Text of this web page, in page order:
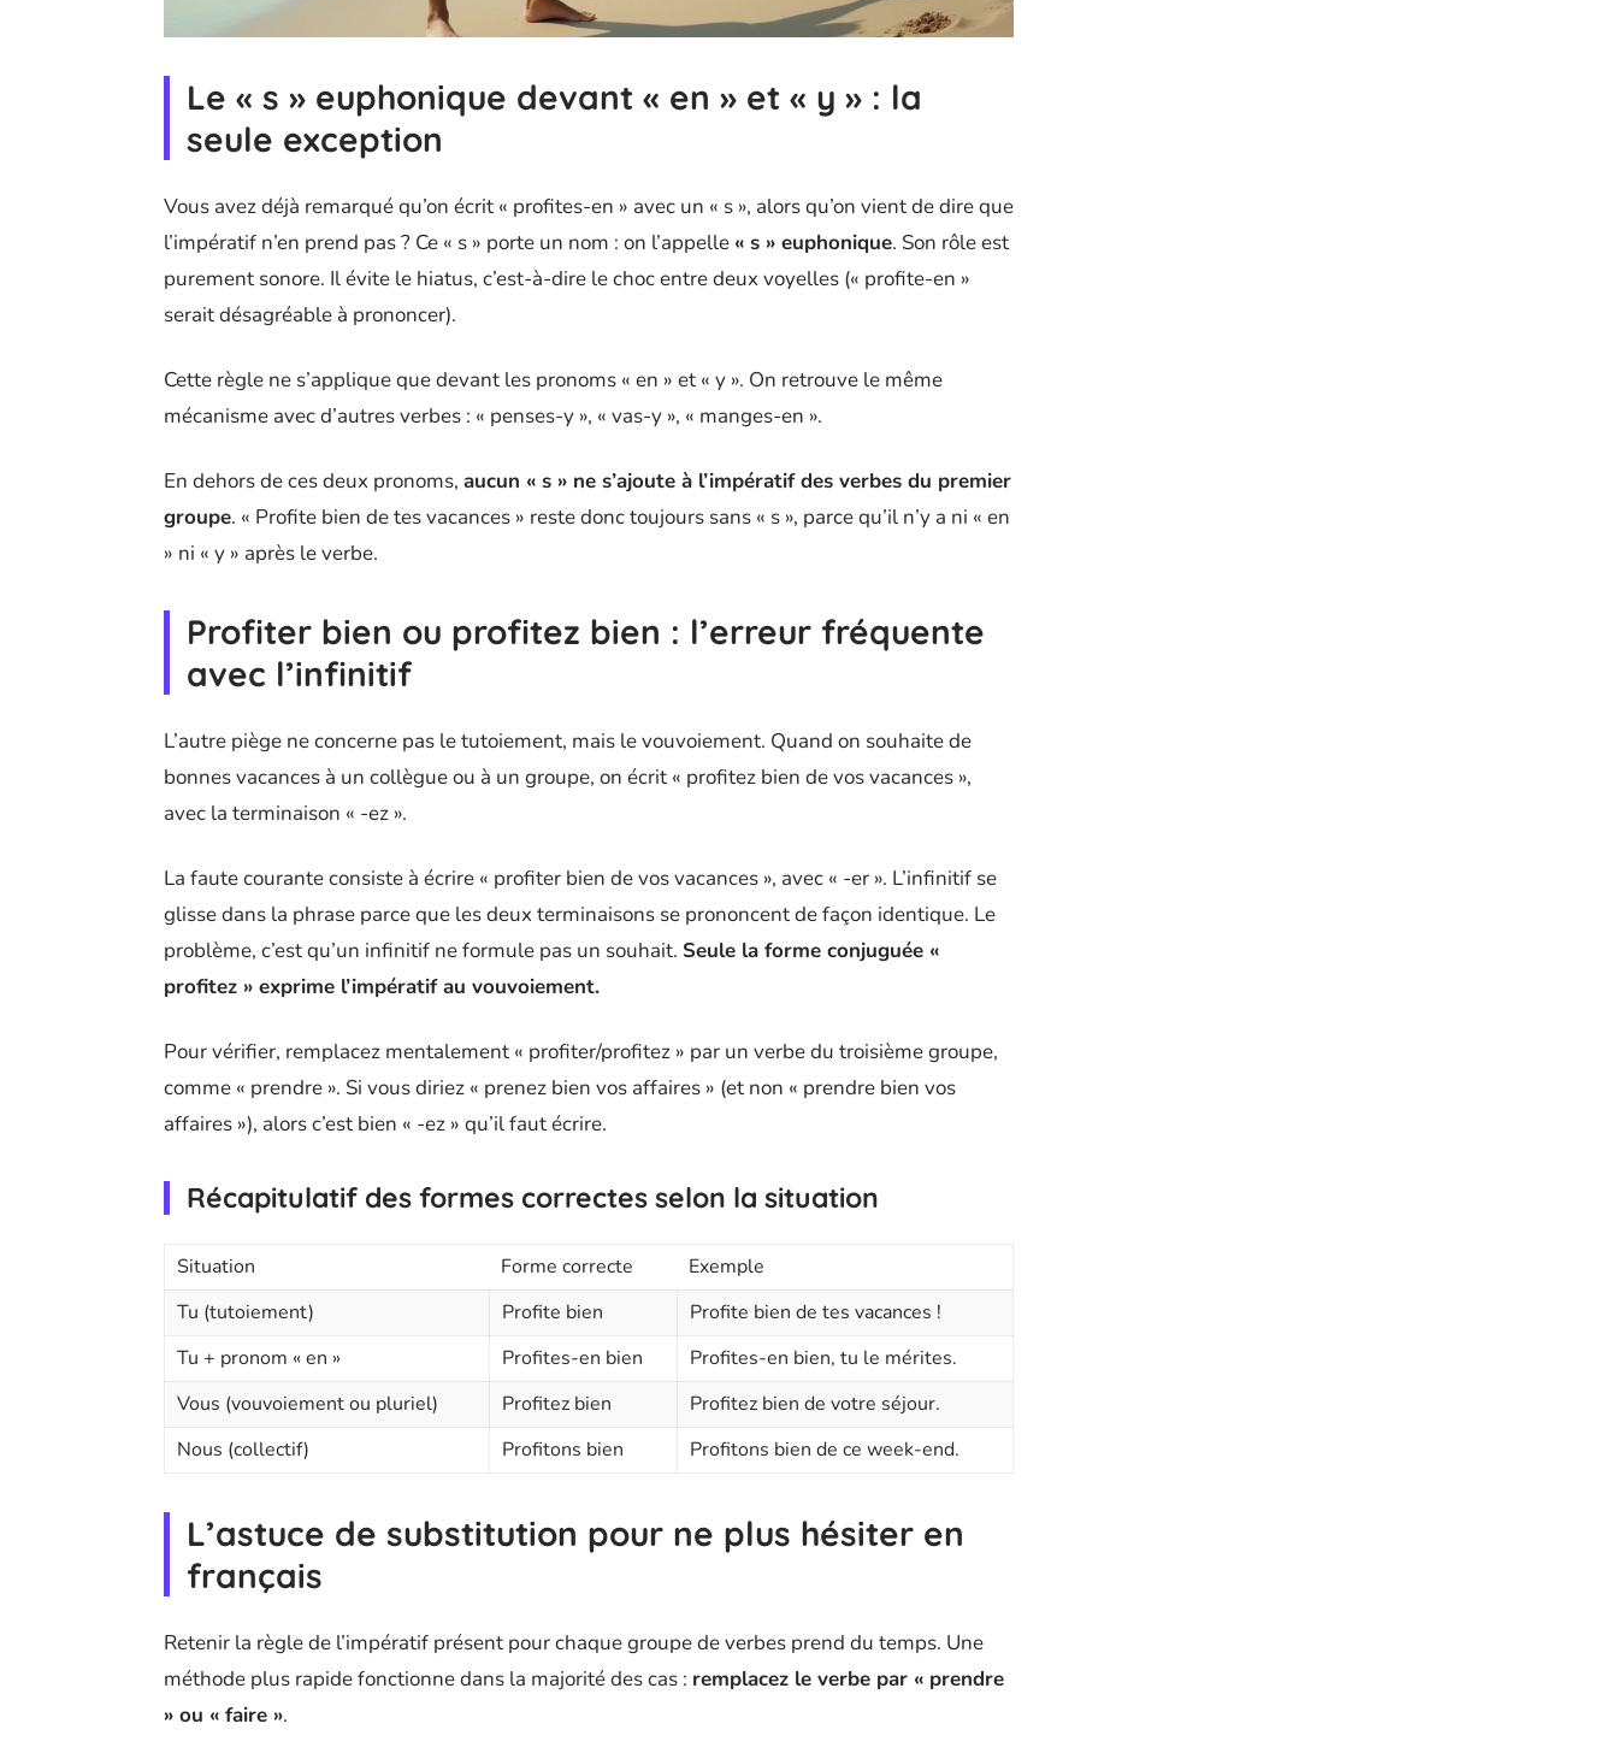
Le « s » euphonique devant « en » et « y » : la
seule exception
Vous avez déjà remarqué qu’on écrit « profites-en » avec un « s », alors qu’on vient de dire que
l’impératif n’en prend pas ? Ce « s » porte un nom : on l’appelle « s » euphonique. Son rôle est
purement sonore. Il évite le hiatus, c’est-à-dire le choc entre deux voyelles (« profite-en »
serait désagréable à prononcer).
Cette règle ne s’applique que devant les pronoms « en » et « y ». On retrouve le même
mécanisme avec d’autres verbes : « penses-y », « vas-y », « manges-en ».
En dehors de ces deux pronoms, aucun « s » ne s’ajoute à l’impératif des verbes du premier
groupe. « Profite bien de tes vacances » reste donc toujours sans « s », parce qu’il n’y a ni « en
» ni « y » après le verbe.
Profiter bien ou profitez bien : l’erreur fréquente
avec l’infinitif
L’autre piège ne concerne pas le tutoiement, mais le vouvoiement. Quand on souhaite de
bonnes vacances à un collègue ou à un groupe, on écrit « profitez bien de vos vacances »,
avec la terminaison « -ez ».
La faute courante consiste à écrire « profiter bien de vos vacances », avec « -er ». L’infinitif se
glisse dans la phrase parce que les deux terminaisons se prononcent de façon identique. Le
problème, c’est qu’un infinitif ne formule pas un souhait. Seule la forme conjuguée «
profitez » exprime l’impératif au vouvoiement.
Pour vérifier, remplacez mentalement « profiter/profitez » par un verbe du troisième groupe,
comme « prendre ». Si vous diriez « prenez bien vos affaires » (et non « prendre bien vos
affaires »), alors c’est bien « -ez » qu’il faut écrire.
Récapitulatif des formes correctes selon la situation
Situation Forme correcte
Exemple
Tu (tutoiement)
Profite bien
Profite bien de tes vacances !
Tu + pronom « en »
Profites-en bien
Profites-en bien, tu le mérites.
Vous (vouvoiement ou pluriel)
Profitez bien
Profitez bien de votre séjour.
Nous (collectif)
Profitons bien Profitons bien de ce week-end.
L’astuce de substitution pour ne plus hésiter en
français
Retenir la règle de l’impératif présent pour chaque groupe de verbes prend du temps. Une
méthode plus rapide fonctionne dans la majorité des cas : remplacez le verbe par « prendre
» ou « faire ».